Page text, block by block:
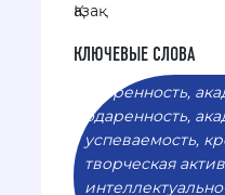
Қазақ
КЛЮЧЕВЫЕ СЛОВА
одаренность,
одаренность,
успеваемость,
творческая